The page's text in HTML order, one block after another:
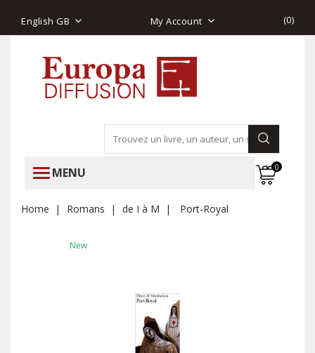
English GB My Account (0)
MENU 0
Home Romans de I à M Port-Royal
New